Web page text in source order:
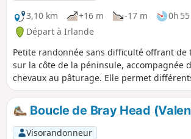
3,10 km
+16 m -17 m 0h 55
Départ à Irlande
Petite randonnée sans difficulté offrant de
sur la côte de la péninsule, accompagnée
chevaux au pâturage. Elle permet
depuis la côte. Chiens non admis pour
passages de clôtures.
Boucle de Bray Head
Visorandonneur